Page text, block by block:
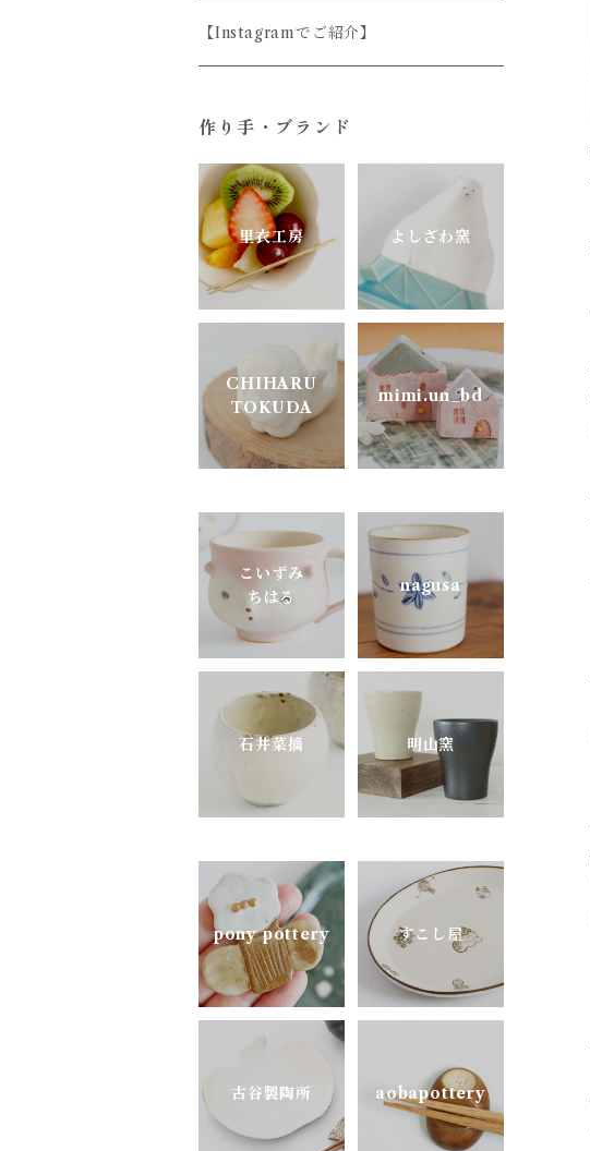
シサム工房
陶房はせがわ
ニシクミ
樋口萌
古谷製陶所
松ヶ岡ガラス
よしざわ窯
里衣工房
aobapottery
CHIHARU TOKUDA
mimi.un_bd
nagusa
pony pottery
天然木
真鍮・アルミ
上品
どうぶつのうつわ
お花のうつわ
【Instagramでご紹介】
作り手・ブランド
里衣工房 よしざわ窯
CHIHARU
TOKUDA
mimi.un_bd
こいずみ
ちはる
nagusa
石井菜摘 明山窯
pony pottery すこし屋
古谷製陶所 aobapottery